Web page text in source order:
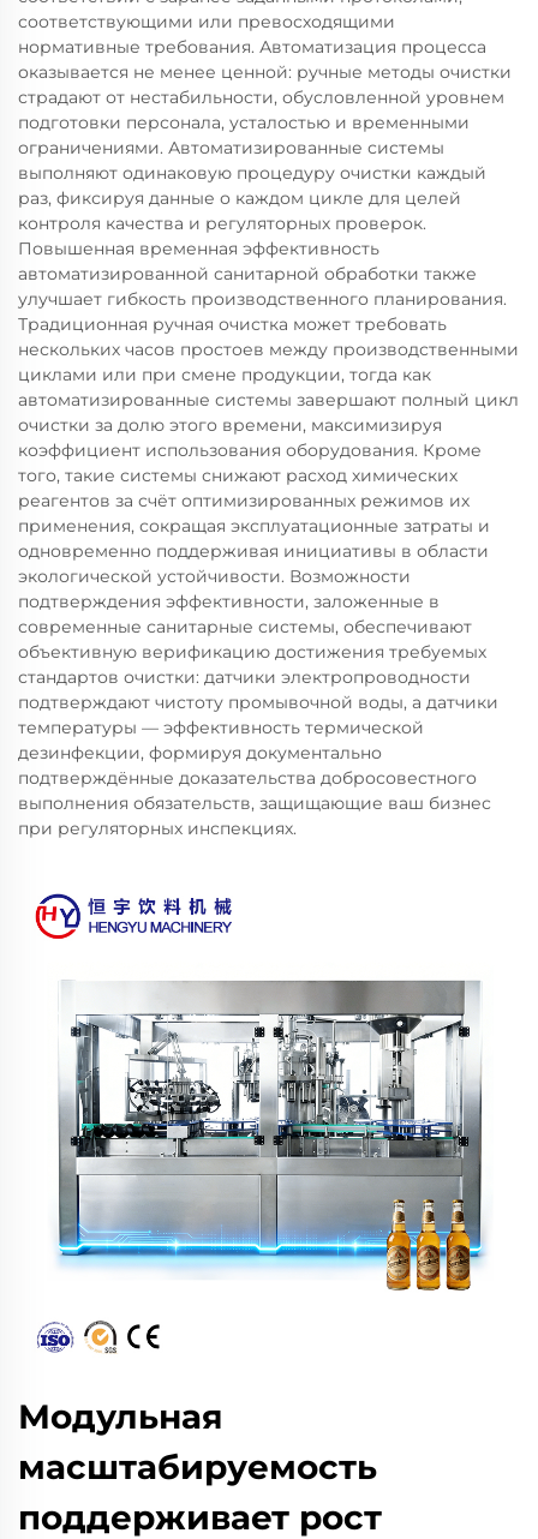
соответствующими или превосходящими
нормативные требования. Автоматизация процесса
оказывается не менее ценной: ручные методы очистки
страдают от нестабильности, обусловленной уровнем
подготовки персонала, усталостью и временными
ограничениями. Автоматизированные системы
выполняют одинаковую процедуру очистки каждый
раз, фиксируя данные о каждом цикле для целей
контроля качества и регуляторных проверок.
Повышенная временная эффективность
автоматизированной санитарной обработки также
улучшает гибкость производственного планирования.
Традиционная ручная очистка может требовать
нескольких часов простоев между производственными
циклами или при смене продукции, тогда как
автоматизированные системы завершают полный цикл
очистки за долю этого времени, максимизируя
коэффициент использования оборудования. Кроме
того, такие системы снижают расход химических
реагентов за счёт оптимизированных режимов их
применения, сокращая эксплуатационные затраты и
одновременно поддерживая инициативы в области
экологической устойчивости. Возможности
подтверждения эффективности, заложенные в
современные санитарные системы, обеспечивают
объективную верификацию достижения требуемых
стандартов очистки: датчики электропроводности
подтверждают чистоту промывочной воды, а датчики
температуры — эффективность термической
дезинфекции, формируя документально
подтверждённые доказательства добросовестного
выполнения обязательств, защищающие ваш бизнес
при регуляторных инспекциях.
Модульная
масштабируемость
поддерживает рост